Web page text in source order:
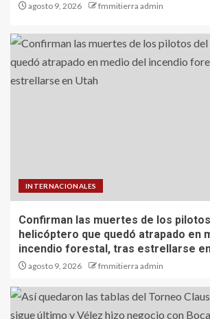
agosto 9, 2026 fmmitierra admin
INTERNACIONALES
Confirman las muertes de los pilotos
helicóptero que quedó atrapado en
incendio forestal, tras estrellarse
agosto 9, 2026 fmmitierra admin